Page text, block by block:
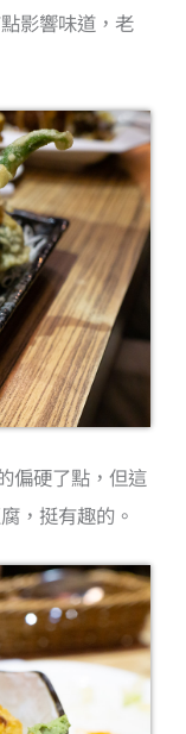
影響味道，老
偏硬了點，但這
，挺有趣的。